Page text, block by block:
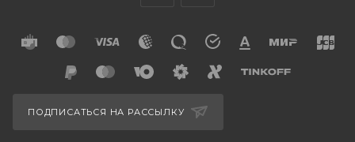
ПОДПИСАТЬСЯ НА РАССЫЛКУ